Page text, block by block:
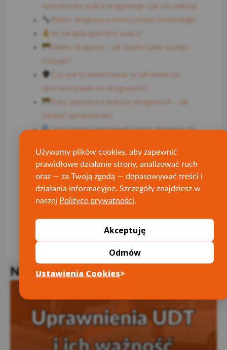
Używamy plików cookies, aby zapewnić
prawidłowe działanie strony, analizować ruch
oraz — za Twoją zgodą — dopasowywać treści i
działania informacyjne. Szczegóły znajdziesz w
naszej Polityce prywatności.
Akceptuję
Odmów
Ustawienia Cookies
operatorów walca drogowego i jak ich uniknąć
Walec drogowy a nowoczesne technologie
Ile zarabia operator walca?
Walec drogowy – jak działa i jakie są jego
rodzaje?
Czy warto inwestować w szkolenie na
operatora walców drogowych?
Kurs operatora walców drogowych – jak
zdobyć uprawnienia?
Jak wybrać odpowiedni walec drogowy do
Walec drogowy w budownictwie drogowym
– zastosowanie i korzyści
W razie pytań prosimy o kontakt telefoniczny,
bialecki.pl/kontakt/
NAJNOWSZE